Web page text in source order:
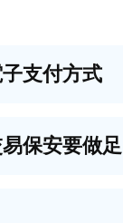
支付方式
保安要做足